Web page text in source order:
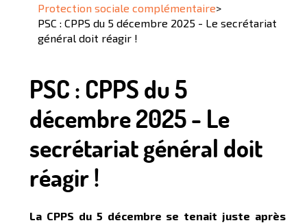
Protection sociale complémentaire>
PSC : CPPS du 5 décembre 2025 - Le secrétariat
général doit réagir !
PSC : CPPS du 5
décembre 2025 - Le
secrétariat général doit
réagir !
La CPPS du 5 décembre se tenait juste après